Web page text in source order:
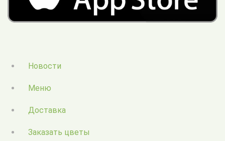
Новости
Меню
Доставка
Заказать цветы